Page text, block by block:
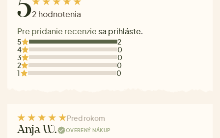
52 hodnotenia
Pre pridanie recenzie sa prihláste.
5
2
4
0
3
0
2
0
1
0
Pred rokom
Anja W. OVERENÝ NÁKUP